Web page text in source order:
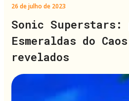
26 de julho de 2023
Sonic Superstars:
Esmeraldas do
revelados